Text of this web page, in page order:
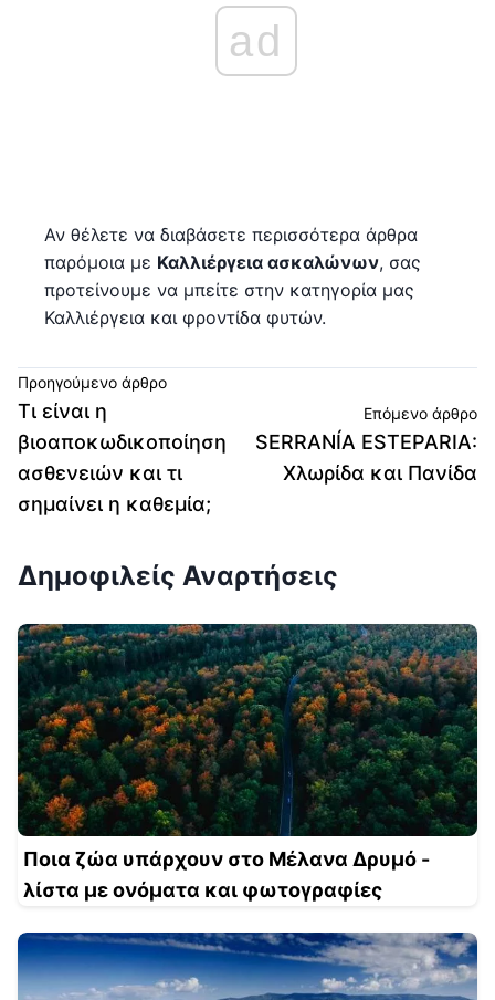
ad
Αν θέλετε να διαβάσετε περισσότερα άρθρα
παρόμοια με Καλλιέργεια ασκαλώνων, σας
προτείνουμε να μπείτε στην κατηγορία μας
Καλλιέργεια και φροντίδα φυτών.
Προηγούμενο άρθρο
Τι είναι η
βιοαποκωδικοποίηση
ασθενειών και τι
σημαίνει η καθεμία;
Επόμενο άρθρο
SERRANÍA ESTEPARIA:
Χλωρίδα και Πανίδα
Δημοφιλείς Αναρτήσεις
Ποια ζώα υπάρχουν στο Μέλανα Δρυμό -
λίστα με ονόματα και φωτογραφίες